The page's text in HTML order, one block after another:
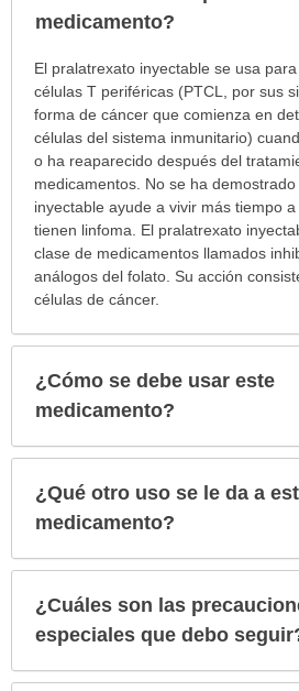
medicamento?
¿Para
cuáles
condiciones
enfermedades
prescribe
este
medicamento?
sido
El pralatrexato inyectable se usa
células T periféricas (PTCL, por sus
forma de cáncer que comienza en
células del sistema inmunitario)
o ha reaparecido después del
medicamentos. No se ha
inyectable ayude a vivir más tiempo
tienen linfoma. El pralatrexato
clase de medicamentos llamados
análogos del folato. Su acción
células de cáncer.
¿Cómo se debe usar este
medicamento?
¿Qué otro uso se le da a
medicamento?
¿Cuáles son las
especiales que debo